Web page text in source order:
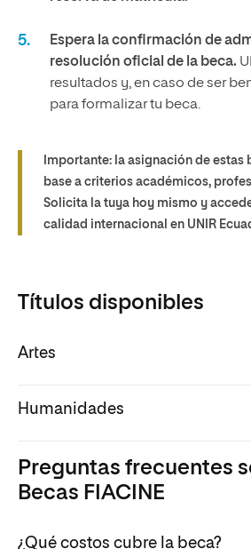
Espera la confirmación de
resolución oficial de la beca.
resultados y, en caso de ser
para formalizar tu beca.
Importante: la asignación de estas
base a criterios académicos,
Solicita la tuya hoy mismo y
calidad internacional en UNIR
Títulos disponibles
Artes
Humanidades
Preguntas frecuentes
Becas FIACINE
¿Qué costos cubre la beca?